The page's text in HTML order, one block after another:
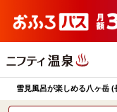
雪見風呂が楽しめる八ヶ岳